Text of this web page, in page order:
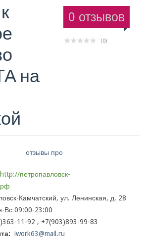
0 отзывов
(0)
на
http://петропавловск-
Камчатский, ул. Ленинская, д. 28
Вс 09:00-23:00
11-92 , +7(903)893-99-83
iwork63@mail.ru